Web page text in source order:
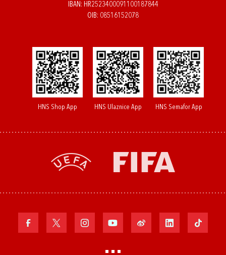
IBAN: HR2523400091100187844
OIB: 08516152078
HNS Shop App HNS Ulaznice App HNS Semafor App